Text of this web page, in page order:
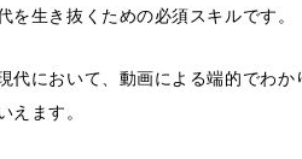
生き抜くための必須スキルです。
代において、動画による端的でわ
ます。